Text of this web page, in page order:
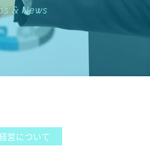
& News
営について